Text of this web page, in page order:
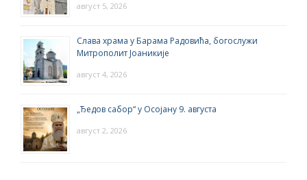
август 5, 2026
Слава храма у Барама Радовића, богослужи
Митрополит Јоаникије
август 4, 2026
„Ђедов сабор“ у Осојану 9. августа
август 2, 2026